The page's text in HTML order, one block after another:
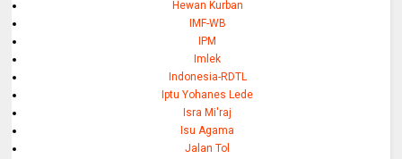
Hewan Kurban
IMF-WB
IPM
Imlek
Indonesia-RDTL
Iptu Yohanes Lede
Isra Mi'raj
Isu Agama
Jalan Tol